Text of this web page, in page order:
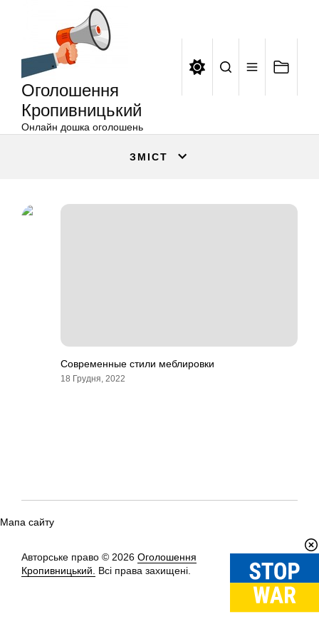
Оголошення
Кропивницький
Онлайн дошка оголошень
ЗМІСТ
Современные стили меблировки
18 Грудня, 2022
Мапа сайту
Авторське право © 2026 Оголошення
Кропивницький.
Всі права захищені.
Вгору↑